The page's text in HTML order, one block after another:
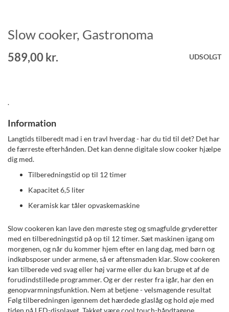
Gå
til
starten
af
Slow cooker, Gastronoma
589,00 kr. UDSOLGT
.
Information
Langtids tilberedt mad i en travl hverdag - har du tid til det? Det har
de færreste efterhånden. Det kan denne digitale slow cooker hjælpe
dig med.
Tilberedningstid op til 12 timer
Kapacitet 6,5 liter
Keramisk kar tåler opvaskemaskine
Slow cookeren kan lave den møreste steg og smagfulde gryderetter
med en tilberedningstid på op til 12 timer. Sæt maskinen igang om
morgenen, og når du kommer hjem efter en lang dag, med børn og
indkøbsposer under armene, så er aftensmaden klar. Slow cookeren
kan tilberede ved svag eller høj varme eller du kan bruge et af de
forudindstillede programmer. Og er der rester fra igår, har den en
genopvarmningsfunktion. Nem at betjene - velsmagende resultat
Følg tilberedningen igennem det hærdede glaslåg og hold øje med